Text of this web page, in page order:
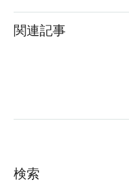
関連記事
検索